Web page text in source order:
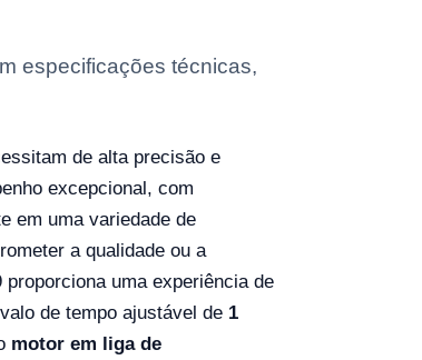
especificações técnicas,
de alta precisão e
excepcional, com
em uma variedade de
a qualidade ou a
proporciona uma experiência de
de tempo ajustável de 1
motor em liga de